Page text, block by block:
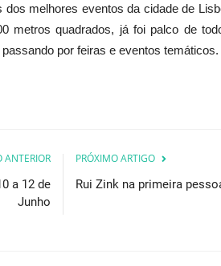
melhores eventos da cidade de
metros quadrados, já foi palco de
por feiras e eventos temáticos.
ANTERIOR
a 12 de
Junho
PRÓXIMO ARTIGO
Rui Zink na primeira
Desporto